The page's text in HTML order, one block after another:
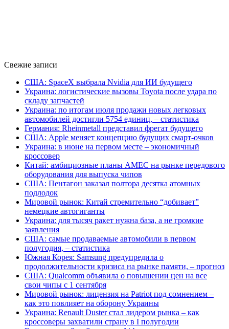
Свежие записи
США: SpaceX выбрала Nvidia для ИИ будущего
Украина: логистические вызовы Toyota после удара по
складу запчастей
Украина: по итогам июля продажи новых легковых
автомобилей достигли 5754 единиц, – статистика
Германия: Rheinmetall представил фрегат будущего
США: Apple меняет концепцию будущих смарт-очков
Украина: в июне на первом месте – экономичный
кроссовер
Китай: амбициозные планы AMEC на рынке передового
оборудования для выпуска чипов
США: Пентагон заказал полтора десятка атомных
подлодок
Мировой рынок: Китай стремительно “добивает”
немецкие автогиганты
Украина: для тысяч ракет нужна база, а не громкие
заявления
США: самые продаваемые автомобили в первом
полугодия, – статистика
Южная Корея: Samsung предупредила о
продолжительности кризиса на рынке памяти, – прогноз
США: Qualcomm объявила о повышении цен на все
свои чипы с 1 сентября
Мировой рынок: лицензия на Patriot под сомнением –
как это повлияет на оборону Украины
Украина: Renault Duster стал лидером рынка – как
кроссоверы захватили страну в I полугодии